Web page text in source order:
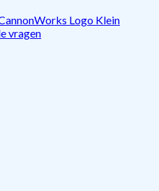
vragen